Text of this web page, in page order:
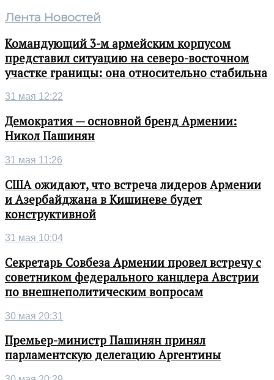
Лента Новостей
Командующий 3-м армейским корпусом
представил ситуацию на северо-восточном
участке границы: она относительно стабильна
31 мая 12:22
Демократия — основной бренд Армении:
Никол Пашинян
31 мая 11:26
США ожидают, что встреча лидеров Армении
и Азербайджана в Кишиневе будет
конструктивной
31 мая 10:04
Секретарь Совбеза Армении провел встречу с
советником федерального канцлера Австрии
по внешнеполитическим вопросам
30 мая 20:31
Премьер-министр Пашинян принял
парламентскую делегацию Аргентины